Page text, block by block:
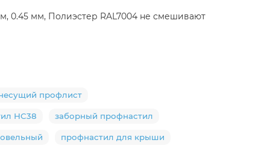
0.45 мм, Полиэстер RAL7004 не смешивают
профлист
НС38 заборный профнастил
профнастил для крыши